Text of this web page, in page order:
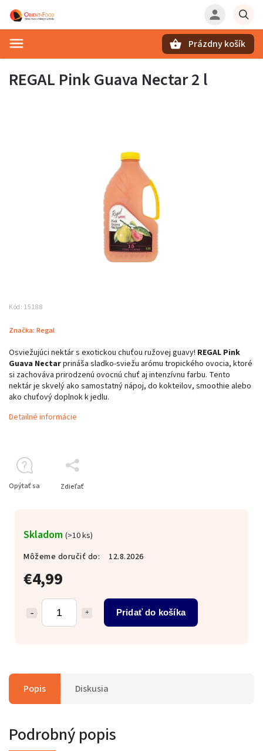
Prázdny košík
REGAL Pink Guava Nectar 2 l
Kód: 15188
Značka: Regal
€4,99
Pridať do košíka
Skladom (>10 ks)
Môžeme doručiť do:
12.8.2026
Osviežujúci nektár s exotickou chuťou ružovej guavy! REGAL Pink
Guava Nectarprináša sladko-sviežu arómu tropického ovocia, ktoré
si zachováva prirodzenú ovocnú chuť aj intenzívnu farbu. Tento
nektár je skvelý ako samostatný nápoj, do kokteilov, smoothie alebo
ako chuťový doplnok k jedlu.
Detailné informácie
Opýtať sa Zdieľať
Popis Diskusia
Podrobný popis